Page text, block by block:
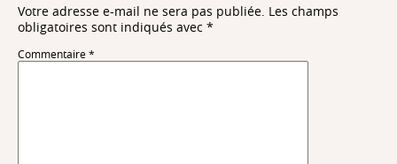
Votre adresse e-mail ne sera pas publiée. Les champs
obligatoires sont indiqués avec *
Commentaire *